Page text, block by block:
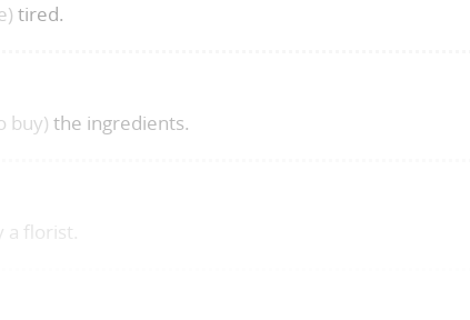
tired.
buy) the ingredients.
a florist.